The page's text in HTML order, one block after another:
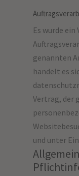
Es wurde
genannten
handelt es
Vertrag, der
und unter